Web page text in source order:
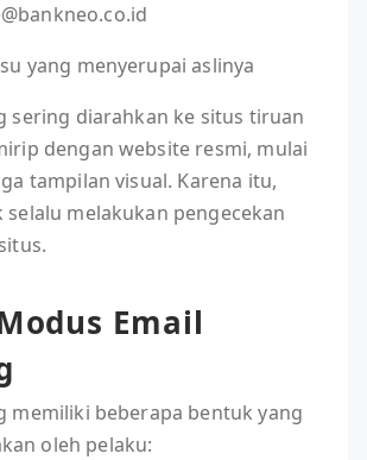
yang menyerupai aslinya
sering diarahkan ke situs tiruan
dengan website resmi, mulai
tampilan visual. Karena itu,
melakukan pengecekan
Email
memiliki beberapa bentuk yang
oleh pelaku: